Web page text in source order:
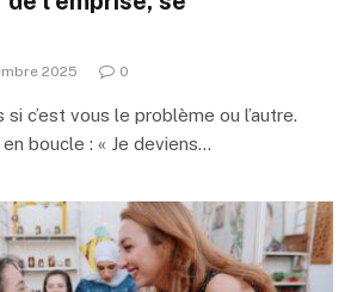
2025 0
c’est vous le problème ou l’autre.
boucle : « Je deviens…